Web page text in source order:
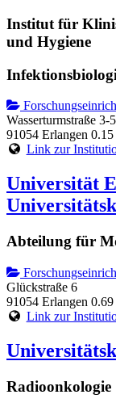
Institut für
und Hygiene
Wasserturmstraße 3-5
91054 Erlangen
Link zur
Universität
Abteilung für
Glückstraße 6
91054 Erlangen
Link zur
Radioonkologie